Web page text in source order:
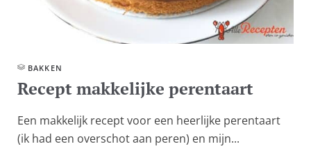
BAKKEN
Recept makkelijke perentaart
Een makkelijk recept voor een heerlijke perentaart
(ik had een overschot aan peren) en mijn...